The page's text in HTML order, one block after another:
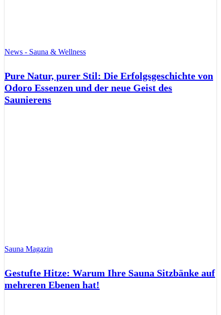
News - Sauna & Wellness
Pure Natur, purer Stil: Die Erfolgsgeschichte von
Odoro Essenzen und der neue Geist des
Saunierens
Sauna Magazin
Gestufte Hitze: Warum Ihre Sauna Sitzbänke auf
mehreren Ebenen hat!